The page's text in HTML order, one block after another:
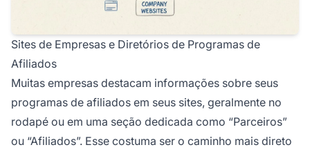
Sites de Empresas e Diretórios de Programas de
Afiliados
Muitas empresas destacam informações sobre seus
programas de afiliados em seus sites, geralmente no
rodapé ou em uma seção dedicada como “Parceiros”
ou “Afiliados”. Esse costuma ser o caminho mais direto